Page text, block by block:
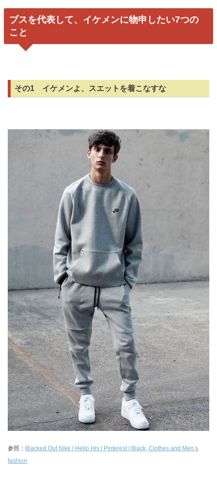
ブスを代表して、イケメンに物申したい7つの
こと
その1 イケメンよ、スエットを着こなすな
参照： Blacked Out Nike | Hello His | Pinterest | Black, Clothes and Men’s
fashion